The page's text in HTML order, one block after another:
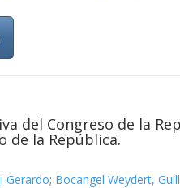
del Congreso de la
de la República.
Gerardo; Bocangel Weydert,